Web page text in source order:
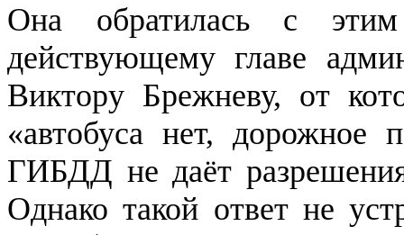
Она обратилась с
действующему главе
Виктору Брежневу, от
«автобуса нет, дорожное
ГИБДД не даёт
Однако такой ответ не